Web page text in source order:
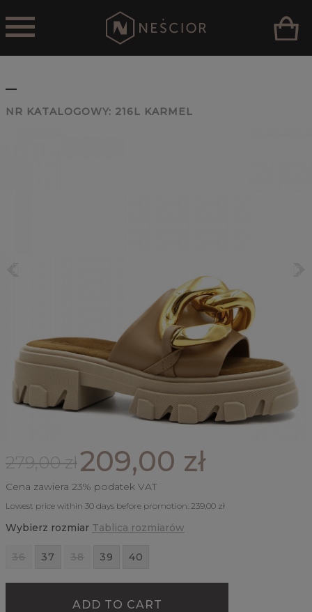
NR KATALOGOWY: 216L KARMEL
279,00 zł209,00 zł
Cena zawiera 23% podatek VAT
Lowest price within 30 days before promotion: 239,00 zł
Wybierz rozmiar Tablica rozmiarów
36 37 38 39 40
ADD TO CART